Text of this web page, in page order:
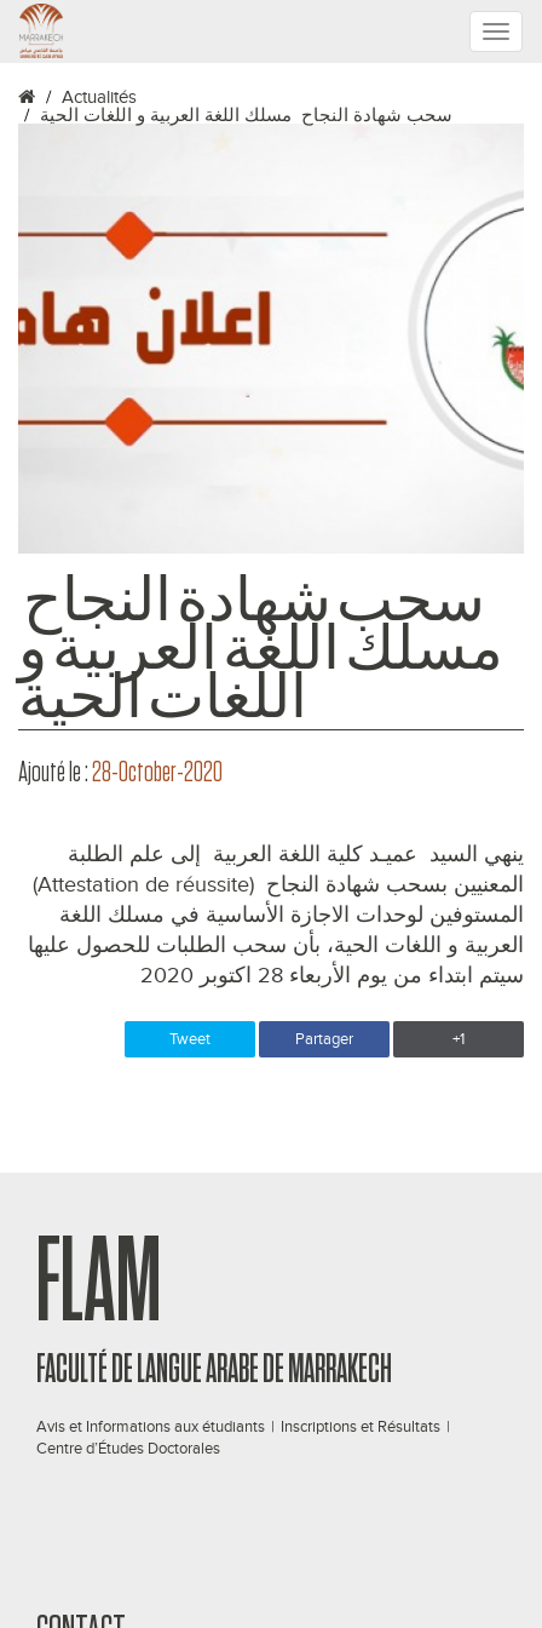
Toggle
Actualités
سحب شهادة النجاح مسلك اللغة العربية و اللغات الحية
سحب شهادة النجاح
مسلك اللغة العربية و
اللغات الحية
Ajouté le :28-October-2020
ينهي السيد عميـد كلية اللغة العربية إلى علم الطلبة
المعنيين بسحب شهادة النجاح (Attestation de réussite)
المستوفين لوحدات الاجازة الأساسية في مسلك اللغة
العربية و اللغات الحية، بأن سحب الطلبات للحصول عليها
سيتم ابتداء من يوم الأربعاء 28 اكتوبر 2020
Tweet Partager +1
FLAM
FACULTÉ DE LANGUE ARABE DE MARRAKECH
Avis et Informations aux étudiants | Inscriptions et Résultats |
Centre d’Études Doctorales